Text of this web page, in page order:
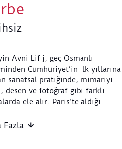
Avni Lifij, geç Osmanlı
Cumhuriyet’in ilk yıllarına
sanatsal pratiğinde, mimariyi
desen ve fotoğraf gibi farklı
ele alır. Paris’te aldığı
sanatçının ışık, renk ve
Fazla